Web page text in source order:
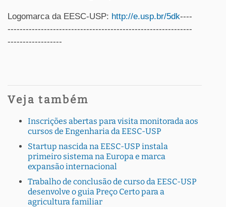
Logomarca da EESC-USP: http://e.usp.br/5dk----
-------------------------------------------------------------
------------------
Veja também
Inscrições abertas para visita monitorada aos
cursos de Engenharia da EESC-USP
Startup nascida na EESC-USP instala
primeiro sistema na Europa e marca
expansão internacional
Trabalho de conclusão de curso da EESC-USP
desenvolve o guia Preço Certo para a
agricultura familiar